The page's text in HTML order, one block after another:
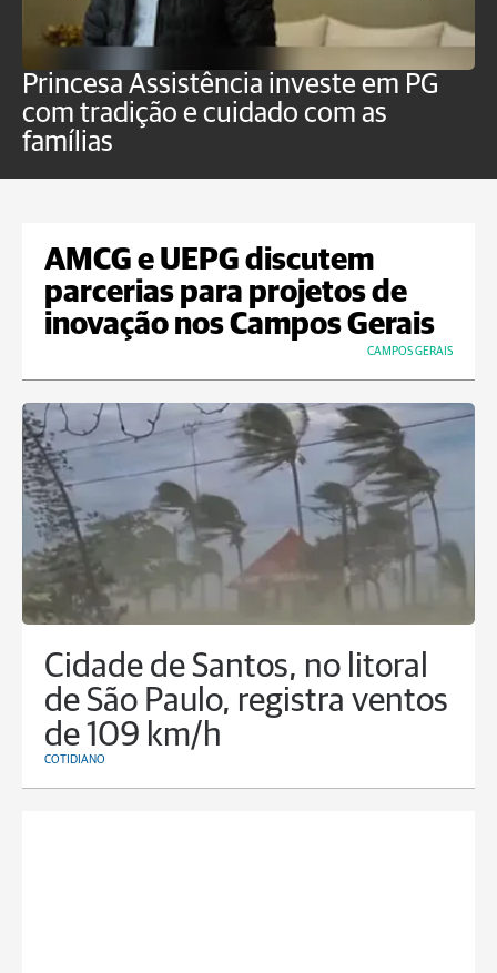
Princesa Assistência investe em PG
com tradição e cuidado com as
famílias
AMCG e UEPG discutem
parcerias para projetos de
inovação nos Campos Gerais
CAMPOS GERAIS
Cidade de Santos, no litoral
de São Paulo, registra ventos
de 109 km/h
COTIDIANO